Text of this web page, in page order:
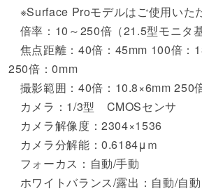
※Surface Proモデルはご使用いた
倍率：10～250倍（21.5型モニタ基
焦点距離：40倍：45mm 100倍：
250倍：0mm
撮影範囲：40倍：10.8×6mm 250
カメラ：1/3型 CMOSセンサ
カメラ解像度：2304×1536
カメラ分解能：0.6184μｍ
フォーカス：自動/手動
ホワイトバランス/露出：自動/自動